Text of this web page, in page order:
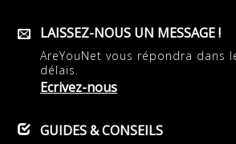
LAISSEZ-NOUS UN MESSAGE !
AreYouNet vous répondra dans
délais.
Ecrivez-nous
GUIDES & CONSEILS